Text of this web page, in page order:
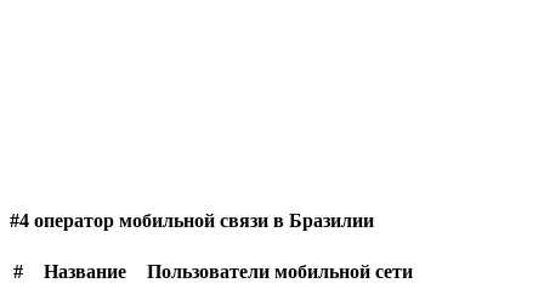
#4 оператор мобильной связи в Бразилии
# Название
Пользователи мобильной сети